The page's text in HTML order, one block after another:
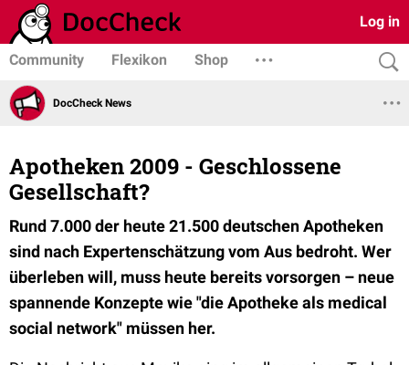
Log in
Community Flexikon Shop
DocCheck News
Apotheken 2009 - Geschlossene
Gesellschaft?
Rund 7.000 der heute 21.500 deutschen Apotheken
sind nach Expertenschätzung vom Aus bedroht. Wer
überleben will, muss heute bereits vorsorgen – neue
spannende Konzepte wie "die Apotheke als medical
social network" müssen her.